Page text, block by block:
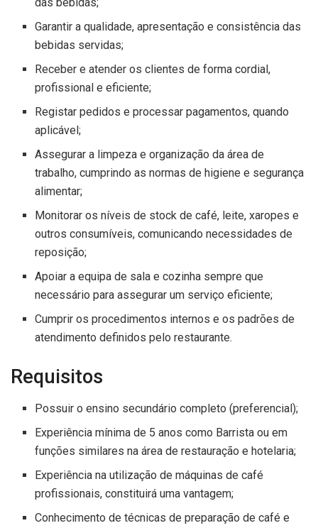
Garantir a qualidade, apresentação e consistência das
bebidas servidas;
Receber e atender os clientes de forma cordial,
profissional e eficiente;
Registar pedidos e processar pagamentos, quando
aplicável;
Assegurar a limpeza e organização da área de
trabalho, cumprindo as normas de higiene e segurança
alimentar;
Monitorar os níveis de stock de café, leite, xaropes e
outros consumíveis, comunicando necessidades de
reposição;
Apoiar a equipa de sala e cozinha sempre que
necessário para assegurar um serviço eficiente;
Cumprir os procedimentos internos e os padrões de
atendimento definidos pelo restaurante.
Requisitos
Possuir o ensino secundário completo (preferencial);
Experiência mínima de 5 anos como Barrista ou em
funções similares na área de restauração e hotelaria;
Experiência na utilização de máquinas de café
profissionais, constituirá uma vantagem;
Conhecimento de técnicas de preparação de café e